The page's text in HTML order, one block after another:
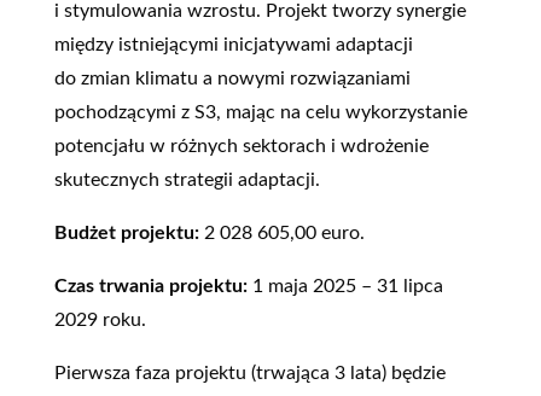
i stymulowania wzrostu. Projekt tworzy synergie
między istniejącymi inicjatywami adaptacji
do zmian klimatu a nowymi rozwiązaniami
pochodzącymi z S3, mając na celu wykorzystanie
potencjału w różnych sektorach i wdrożenie
skutecznych strategii adaptacji.
Budżet projektu:2 028 605,00 euro.
Czas trwania projektu:1 maja 2025 – 31 lipca
2029 roku.
Pierwsza faza projektu (trwająca 3 lata) będzie